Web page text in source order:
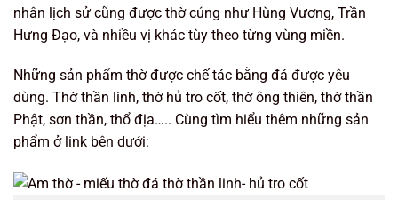
nhân lịch sử cũng được thờ cúng như Hùng Vương, Trần
Hưng Đạo, và nhiều vị khác tùy theo từng vùng miền.
Những sản phẩm thờ được chế tác bằng đá được yêu
dùng. Thờ thần linh, thờ hủ tro cốt, thờ ông thiên, thờ thần
Phật, sơn thần, thổ địa….. Cùng tìm hiểu thêm những sản
phẩm ở link bên dưới: